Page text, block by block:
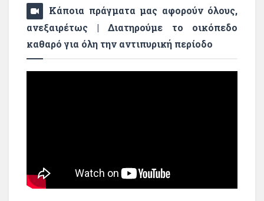
Κάποια πράγματα μας αφορούν όλους,
ανεξαιρέτως | Διατηρούμε το οικόπεδο
καθαρό για όλη την αντιπυρική περίοδο